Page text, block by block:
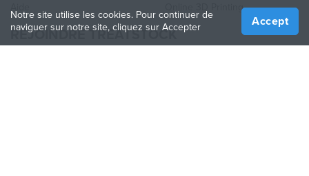
Online 3D Printing
REJOINDRE TREATSTOCK
Notre site utilise les cookies. Pour continuer de
naviguer sur notre site, cliquez sur Accepter
Accept